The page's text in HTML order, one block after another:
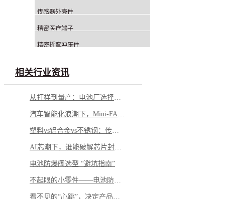
传感器外壳件
精密医疗端子
精密折弯冲压件
相关行业资讯
电池防爆阀选型 “避坑指南”